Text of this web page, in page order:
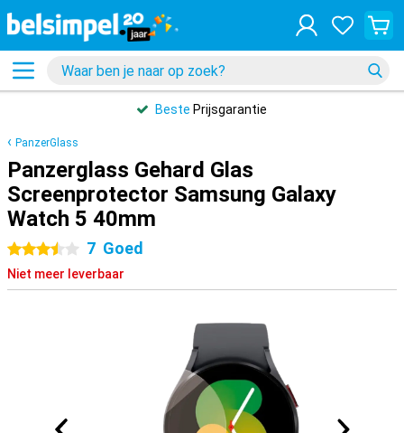
Beste Prijsgarantie
PanzerGlass
Panzerglass Gehard Glas
Screenprotector Samsung Galaxy
Watch 5 40mm
3.5 sterren
7 Goed
Niet meer leverbaar